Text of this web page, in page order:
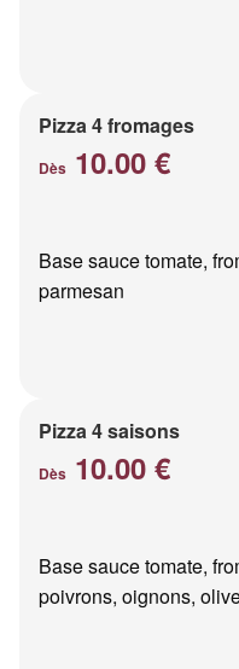
Pizza 4 fromages
Dès 10.00 €
Base sauce tomate,
parmesan
Pizza 4 saisons
Dès 10.00 €
Base sauce tomate,
poivrons, oignons,